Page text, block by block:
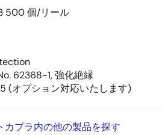
500 個/リール
62368-1, 強化絶縁
(オプション対応いたします)
カプラ内の他の製品を探す